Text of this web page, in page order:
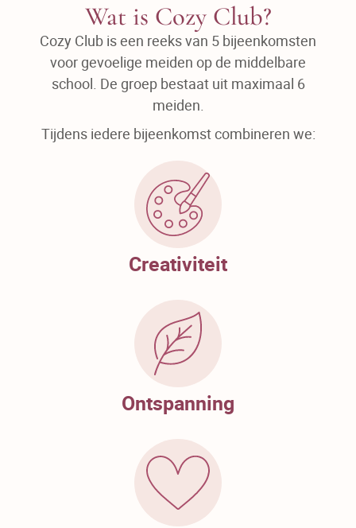
Wat is Cozy Club?
Cozy Club is een reeks van 5 bijeenkomsten
voor gevoelige meiden op de middelbare
school. De groep bestaat uit maximaal 6
meiden.
Tijdens iedere bijeenkomst combineren we:
Creativiteit
Ontspanning